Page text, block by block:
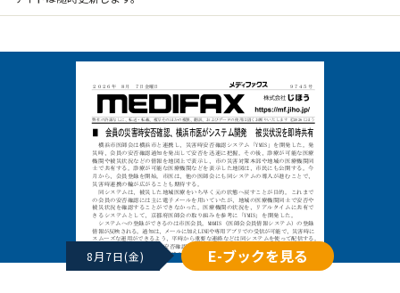
8月7日(金) E-ブックを見る